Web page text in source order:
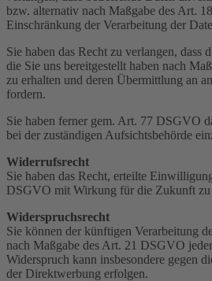
bzw. alternativ nach Maßgabe des Art.
Einschränkung der Verarbeitung der
Sie haben das Recht zu verlangen, dass
die Sie uns bereitgestellt haben nach
zu erhalten und deren Übermittlung an
fordern.
Sie haben ferner gem. Art. 77 DSGVO
bei der zuständigen Aufsichtsbehörde
Widerrufsrecht
Sie haben das Recht, erteilte
DSGVO mit Wirkung für die Zukunft
Widerspruchsrecht
Sie können der künftigen Verarbeitung
nach Maßgabe des Art. 21 DSGVO
Widerspruch kann insbesondere gegen
der Direktwerbung erfolgen.